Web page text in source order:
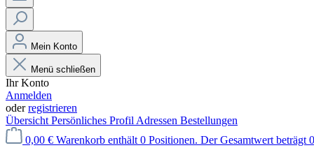
Mein Konto
Menü schließen
Ihr Konto
Anmelden
oderregistrieren
Übersicht Persönliches Profil Adressen Bestellungen
0,00 € Warenkorb enthält 0 Positionen. Der Gesamtwert beträgt